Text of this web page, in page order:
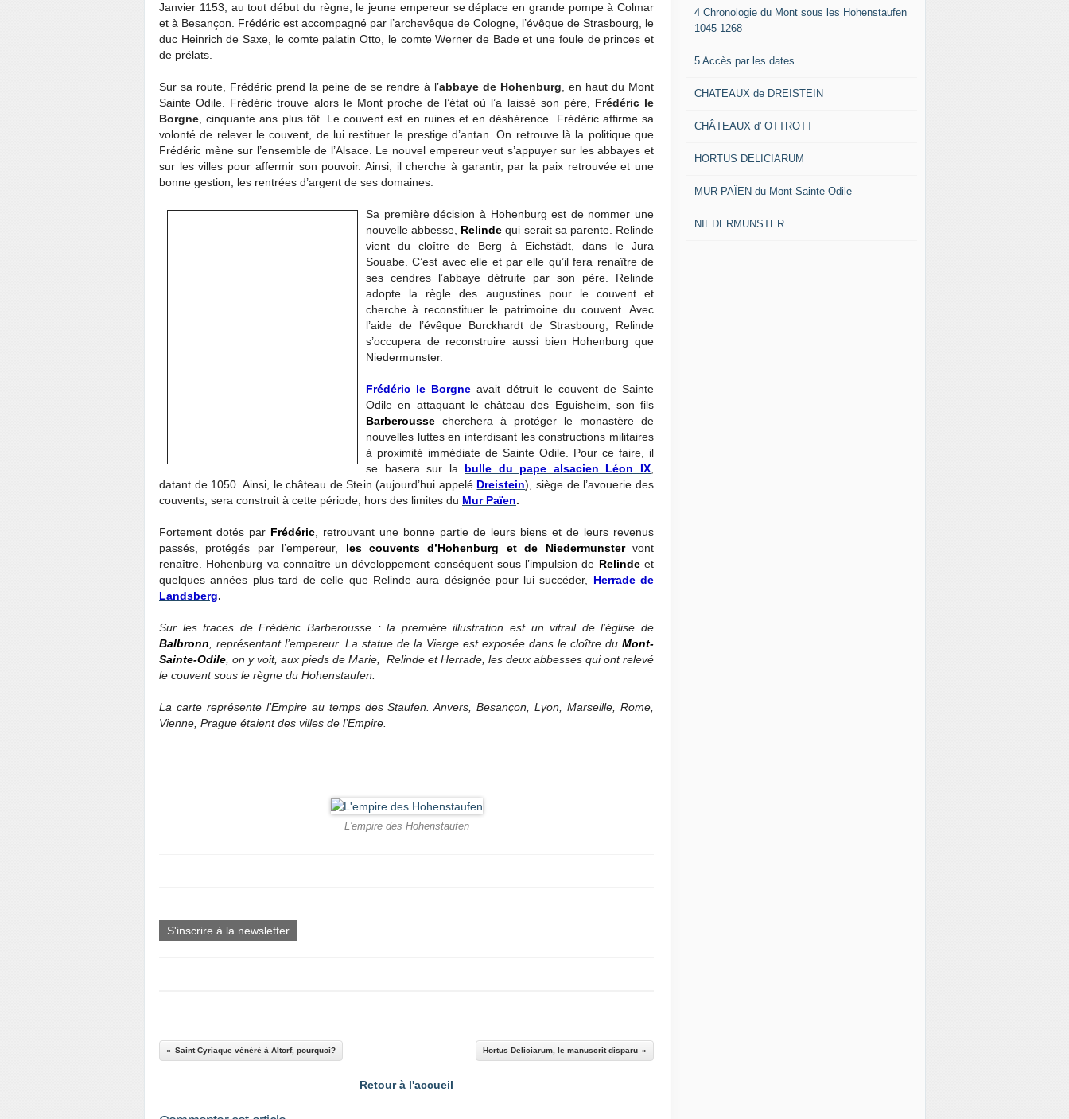
Janvier 1153, au tout début du règne, le jeune empereur se déplace en grande pompe à Colmar
et à Besançon. Frédéric est accompagné par l’archevêque de Cologne, l’évêque de Strasbourg, le
duc Heinrich de Saxe, le comte palatin Otto, le comte Werner de Bade et une foule de princes et
de prélats.
Sur sa route, Frédéric prend la peine de se rendre à l’abbaye de Hohenburg , en haut du Mont
Sainte Odile. Frédéric trouve alors le Mont proche de l’état où l’a laissé son père, Frédéric le
Borgne , cinquante ans plus tôt. Le couvent est en ruines et en déshérence. Frédéric affirme sa
volonté de relever le couvent, de lui restituer le prestige d’antan. On retrouve là la politique que
Frédéric mène sur l’ensemble de l’Alsace. Le nouvel empereur veut s’appuyer sur les abbayes et
sur les villes pour affermir son pouvoir. Ainsi, il cherche à garantir, par la paix retrouvée et une
bonne gestion, les rentrées d’argent de ses domaines.
Sa première décision à Hohenburg est de nommer une
nouvelle abbesse, Relinde qui serait sa parente. Relinde
vient du cloître de Berg à Eichstädt, dans le Jura
Souabe. C’est avec elle et par elle qu’il fera renaître de
ses cendres l’abbaye détruite par son père. Relinde
adopte la règle des augustines pour le couvent et
cherche à reconstituer le patrimoine du couvent. Avec
l’aide de l’évêque Burckhardt de Strasbourg, Relinde
s’occupera de reconstruire aussi bien Hohenburg que
Niedermunster.
Frédéric le Borgne avait détruit le couvent de Sainte
Odile en attaquant le château des Eguisheim, son fils
Barberousse cherchera à protéger le monastère de
nouvelles luttes en interdisant les constructions militaires
à proximité immédiate de Sainte Odile. Pour ce faire, il
se basera sur la bulle du pape alsacien Léon IX
datant de 1050. Ainsi, le château de Stein (aujourd’hui appelé Dreistein), siège de l’avouerie des
couvents, sera construit à cette période, hors des limites du Mur Païen.
Fortement dotés par Frédéric , retrouvant une bonne partie de leurs biens et de leurs revenus
passés, protégés par l’empereur, les couvents d’Hohenburg et de Niedermunstervont
renaître. Hohenburg va connaître un développement conséquent sous l’impulsion de Relindeet
quelques années plus tard de celle que Relinde aura désignée pour lui succéder, Herrade de
Landsberg.
Sur les traces de Frédéric Barberousse : la première illustration est un vitrail de l’église de
Balbronn , représentant l’empereur. La statue de la Vierge est exposée dans le cloître du Mont-
Sainte-Odile , on y voit, aux pieds de Marie, Relinde et Herrade, les deux abbesses qui ont relevé
le couvent sous le règne du Hohenstaufen.
La carte représente l’Empire au temps des Staufen. Anvers, Besançon, Lyon, Marseille, Rome,
Vienne, Prague étaient des villes de l’Empire.
L'empire des Hohenstaufen
S'inscrire à la newsletter
Saint Cyriaque vénéré à Altorf, pourquoi? Hortus Deliciarum, le manuscrit disparu
Retour à l'accueil
4 Chronologie du Mont sous les Hohenstaufen
1045-1268
5 Accès par les dates
CHATEAUX de DREISTEIN
CHÂTEAUX d' OTTROTT
HORTUS DELICIARUM
MUR PAÏEN du Mont Sainte-Odile
NIEDERMUNSTER